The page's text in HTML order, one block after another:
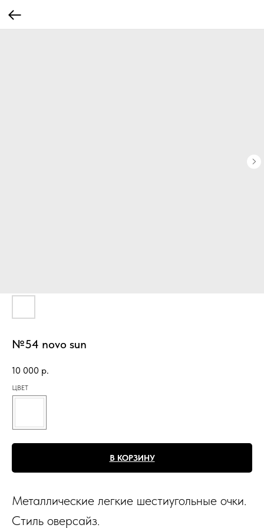
№54 novo sun
10 000 р.
ЦВЕТ
В КОРЗИНУ
Металлические легкие шестиугольные очки.
Стиль оверсайз.